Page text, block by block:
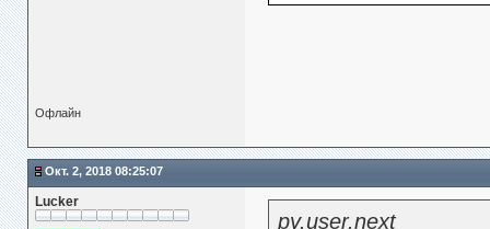
Офлайн
Окт. 2, 2018 08:25:07
Lucker
py.user.next